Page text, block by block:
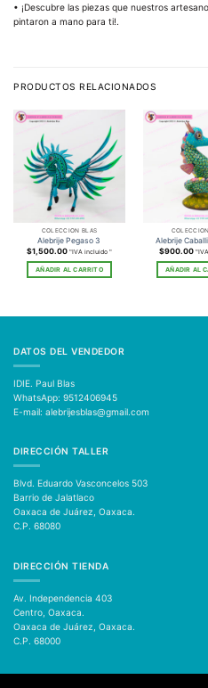
• ¡Descubre las piezas que nuestros
pintaron a mano para ti!.
PRODUCTOS RELACIONADOS
COLECCIÓN BLAS
Alebrije Pegaso 3
$1,500.00 "IVA incluido "
AÑADIR AL CARRITO
Alebrije
$900.00
AÑADIR AL
DATOS DEL VENDEDOR
IDIE. Paul Blas
WhatsApp: 9512406945
E-mail: alebrijesblas@gmail.com
DIRECCIÓN TALLER
Blvd. Eduardo Vasconcelos 503
Barrio de Jalatlaco
Oaxaca de Juárez, Oaxaca.
C.P. 68080
DIRECCIÓN TIENDA
Av. Independencia 403
Centro, Oaxaca.
Oaxaca de Juárez, Oaxaca.
C.P. 68000